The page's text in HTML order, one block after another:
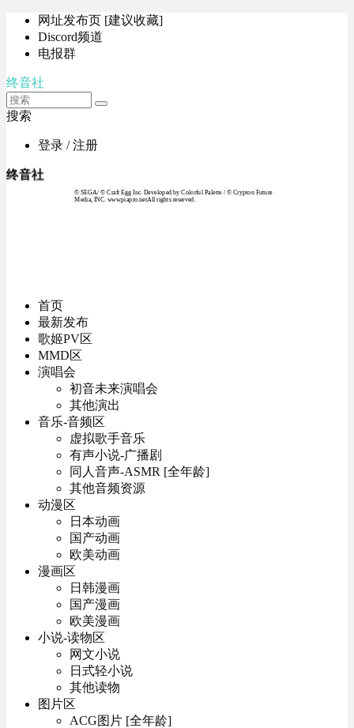
网址发布页 [建议收藏]
Discord频道
电报群
终音社
搜索
登录 / 注册
终音社
© SEGA / © Craft Egg Inc. Developed by Colorful Palette / © Crypton Future
Media, INC. www.piapro.netAll rights reserved.
首页
最新发布
歌姬PV区
MMD区
演唱会
初音未来演唱会
其他演出
音乐-音频区
虚拟歌手音乐
有声小说-广播剧
同人音声-ASMR [全年龄]
其他音频资源
动漫区
日本动画
国产动画
欧美动画
漫画区
日韩漫画
国产漫画
欧美漫画
小说-读物区
网文小说
日式轻小说
其他读物
图片区
ACG图片 [全年龄]